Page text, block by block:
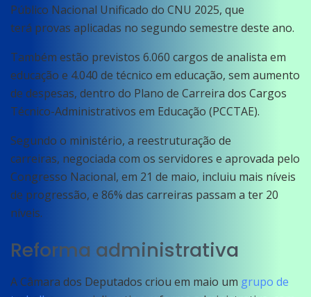
Público Nacional Unificado do CNU 2025, que
terá provas aplicadas no segundo semestre deste ano.
Também estão previstos 6.060 cargos de analista em
educação e 4.040 de técnico em educação, sem aumento
de despesas, dentro do Plano de Carreira dos Cargos
Técnico-Administrativos em Educação (PCCTAE).
Segundo o ministério, a reestruturação de
carreiras, negociada com os servidores e aprovada pelo
Congresso Nacional, em 21 de maio, incluiu mais níveis
de progressão, e 86% das carreiras passam a ter 20
níveis.
Reforma administrativa
A Câmara dos Deputados criou em maio um grupo de